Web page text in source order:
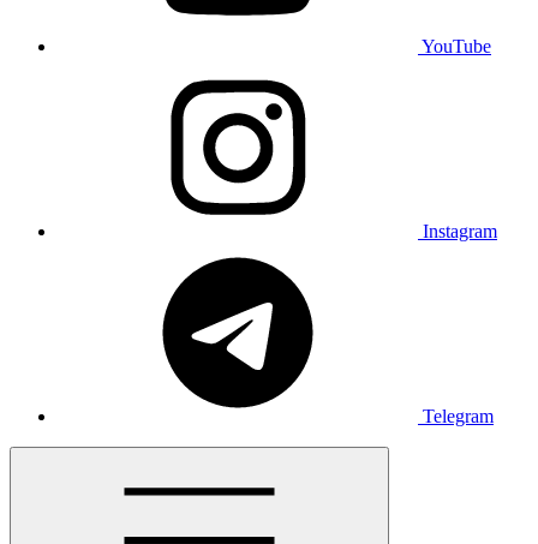
YouTube
Instagram
Telegram